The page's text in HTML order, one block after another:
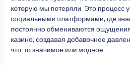
которую мы потеряли. Это процесс
социальными платформами, где
постоянно обмениваются
казино, создавая добавочное
что-то значимое или модное.